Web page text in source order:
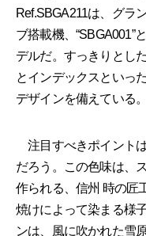
Ref.SBGA211は、グラ
ブ搭載機、“SBGA001”
デルだ。すっきりとし
とインデックスといっ
デザインを備えている。
注目すべきポイント
だろう。この色味は、
作られる、信州 時の匠
焼けによって染まる様
ンは、風に吹かれた雪